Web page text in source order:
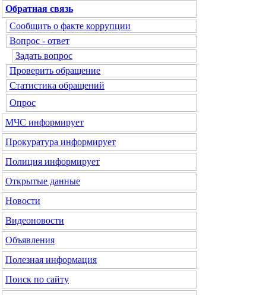
Обратная связь
Сообщить о факте коррупции
Вопрос - ответ
Задать вопрос
Проверить обращение
Статистика обращений
Опрос
МЧС информирует
Прокуратура информирует
Полиция информирует
Открытые данные
Новости
Видеоновости
Объявления
Полезная информация
Поиск по сайту